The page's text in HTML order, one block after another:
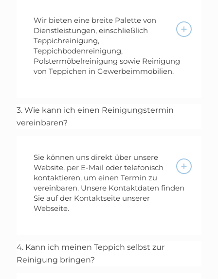
Wir bieten eine breite Palette von
Dienstleistungen, einschließlich
Teppichreinigung,
Teppichbodenreinigung,
Polstermöbelreinigung sowie Reinigung
von Teppichen in Gewerbeimmobilien.
3. Wie kann ich einen Reinigungstermin
vereinbaren?
Sie können uns direkt über unsere
Website, per E-Mail oder telefonisch
kontaktieren, um einen Termin zu
vereinbaren. Unsere Kontaktdaten finden
Sie auf der Kontaktseite unserer
Webseite.
4. Kann ich meinen Teppich selbst zur
Reinigung bringen?